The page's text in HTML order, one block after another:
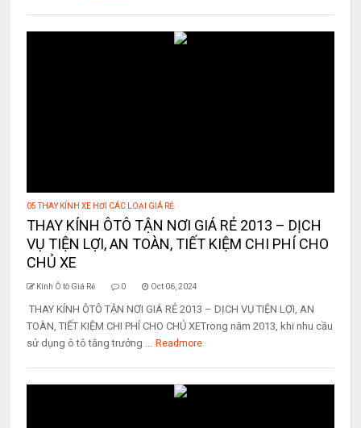
05 THAY KÍNH XE HƠI CÁC LOẠI GIÁ RẺ
THAY KÍNH ÔTÔ TẬN NƠI GIÁ RẺ 2013 – DỊCH
VỤ TIỆN LỢI, AN TOÀN, TIẾT KIỆM CHI PHÍ CHO
CHỦ XE
Kính Ô tô Giá Rẻ 0 Oct 06, 2024
THAY KÍNH ÔTÔ TẬN NƠI GIÁ RẺ 2013 – DỊCH VỤ TIỆN LỢI, AN
TOÀN, TIẾT KIỆM CHI PHÍ CHO CHỦ XETrong năm 2013, khi nhu cầu
sử dụng ô tô tăng trưởng ... Readmore